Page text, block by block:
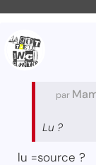
par
Lu ?
lu =source ?